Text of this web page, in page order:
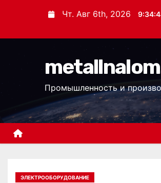
с
Чт. Авг 6th, 2026
Промышленность и
ЭЛЕКТРООБОРУДОВАНИЕ